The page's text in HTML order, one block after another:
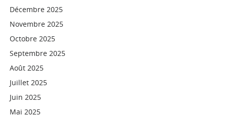
Décembre 2025
Novembre 2025
Octobre 2025
Septembre 2025
Août 2025
Juillet 2025
Juin 2025
Mai 2025